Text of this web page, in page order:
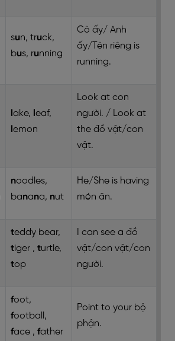
sun, truck,
bus, running
Cô ấy/ Anh
ấy/Tên riêng is
running.
ake, eaf,
emon
Look at con
người. / Look at
the đồ vật/con
vật.
noodles,
banana, nut
He/She is having
món ăn.
teddy bear,
tiger , turtle,
top
I can see a đồ
vật/con vật/con
người.
foot,
football,
face , father
Point to your bộ
phận.